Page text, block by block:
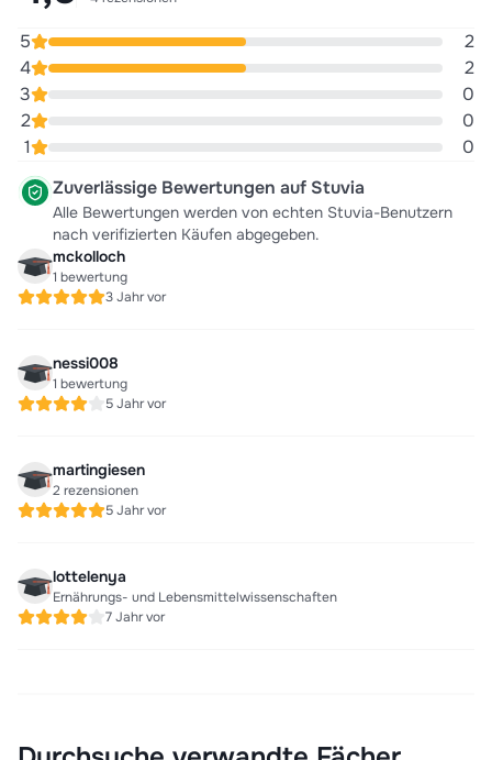
mckolloch
1 bewertung
3 Jahr vor
nessi008
1 bewertung
5 Jahr vor
martingiesen
2 rezensionen
5 Jahr vor
lottelenya
Ernährungs- und Lebensmittelwissenschaften
7 Jahr vor
5
2
4
2
3
0
2
0
1
0
Zuverlässige Bewertungen auf Stuvia
Alle Bewertungen werden von echten Stuvia-Benutzern
nach verifizierten Käufen abgegeben.